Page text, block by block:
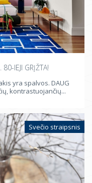
80-IEJI GRĮŽTA!
yra spalvos. DAUG
kontrastuojančių...
Svečio straipsnis